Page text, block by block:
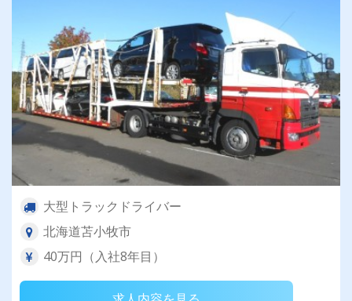
大型トラックドライバー
北海道苫小牧市
40万円（入社8年目）